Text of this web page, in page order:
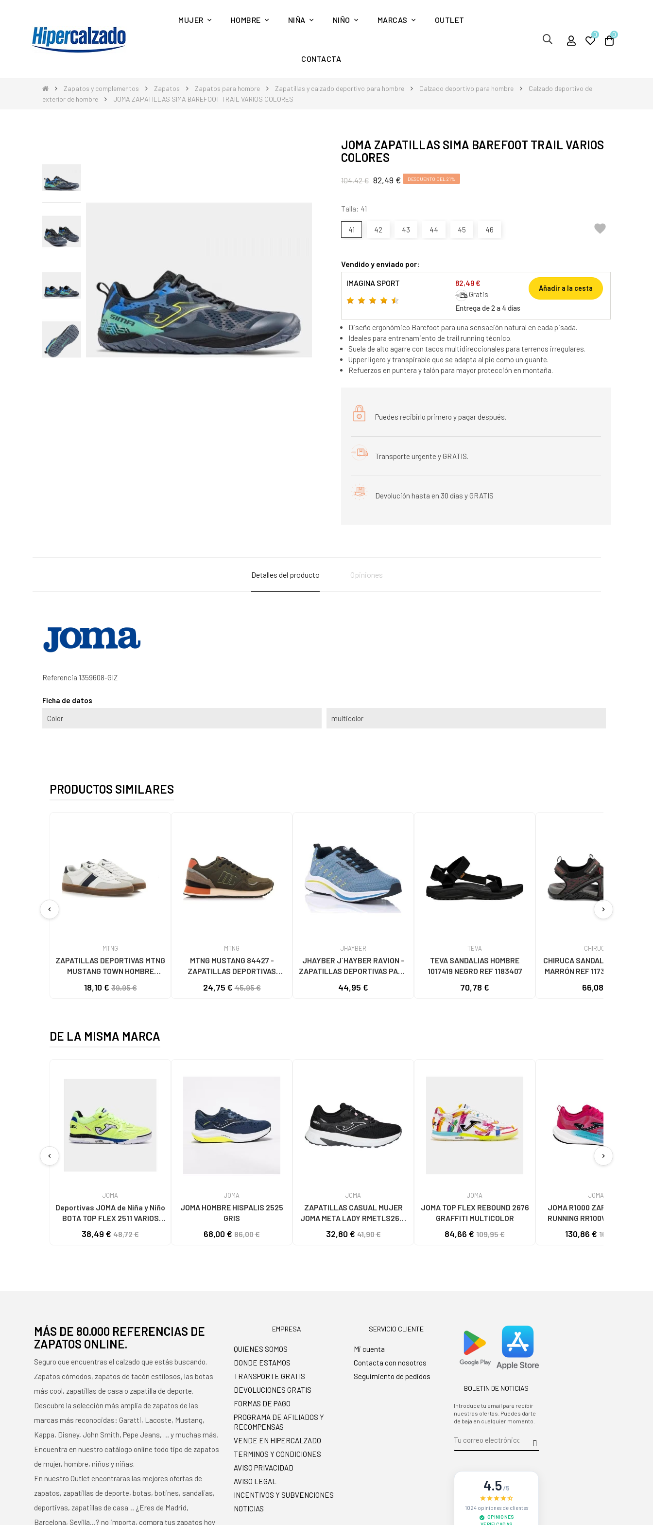
MUJER HOMBRE NIÑA NIÑO MARCAS OUTLET
CONTACTA
0 0
Zapatos y complementos Zapatos Zapatos para hombre Zapatillas y calzado deportivo para hombre Calzado deportivo para hombre
Calzado deportivo de
exterior de hombre
JOMA ZAPATILLAS SIMA BAREFOOT TRAIL VARIOS COLORES
JOMA ZAPATILLAS SIMA BAREFOOT TRAIL VARIOS
COLORES
104,42 € 82,49 € DESCUENTO DEL 21%
Talla: 41
41 42 43 44 45 46 
Vendido y enviado por:
IMAGINA SPORT 82,49 €
Gratis
Entrega de 2 a 4 días
Añadir a la cesta
Diseño ergonómico Barefoot para una sensación natural en cada pisada.
Ideales para entrenamiento de trail running técnico.
Suela de alto agarre con tacos multidireccionales para terrenos irregulares.
Upper ligero y transpirable que se adapta al pie como un guante.
Refuerzos en puntera y talón para mayor protección en montaña.
Puedes recibirlo primero y pagar después.
Transporte urgente y GRATIS.
Devolución hasta en 30 días y GRATIS
Detalles del producto Opiniones
Referencia 1359608-GIZ
Ficha de datos
Color multicolor
PRODUCTOS SIMILARES
chevron_left
MTNG
ZAPATILLAS DEPORTIVAS MTNG
MUSTANG TOWN HOMBRE
18,10 €39,95 €
MTNG
MTNG MUSTANG 84427 -
ZAPATILLAS DEPORTIVAS
24,75 €45,95 €
JHAYBER
JHAYBER J´HAYBER RAVION -
ZAPATILLAS DEPORTIVAS PARA
44,95 €
TEVA
TEVA SANDALIAS HOMBRE
1017419 NEGRO REF 1183407
70,78 €
CHIRUCA
CHIRUCA SANDALIAS TAIHTI 29
MARRÓN REF 1173139 MARRON
66,08 €
chevron_right
DE LA MISMA MARCA
chevron_left
JOMA
Deportivas JOMA de Niña y Niño
BOTA TOP FLEX 2511 VARIOS
38,49 € 48,72 €
JOMA
JOMA HOMBRE HISPALIS 2525
GRIS
68,00 € 86,00 €
JOMA
ZAPATILLAS CASUAL MUJER
JOMA META LADY RMETLS2601
32,80 €41,90 €
JOMA
JOMA TOP FLEX REBOUND 2676
GRAFFITI MULTICOLOR
84,66 € 109,95 €
JOMA
JOMA R1000 ZAPATILLAS DE
RUNNING RR100W2510 ROSA
130,86 €169,95 €
chevron_right
MÁS DE 80.000 REFERENCIAS DE
ZAPATOS ONLINE.
Seguro que encuentras el calzado que estás buscando.
Zapatos cómodos, zapatos de tacón estilosos, las botas
más cool, zapatillas de casa o zapatilla de deporte.
Descubre la selección más amplia de zapatos de las
marcas más reconocidas: Garatti, Lacoste, Mustang,
Kappa, Disney, John Smith, Pepe Jeans, … y muchas más.
Encuentra en nuestro catálogo online todo tipo de zapatos
de mujer, hombre, niños y niñas.
En nuestro Outlet encontraras las mejores ofertas de
zapatos, zapatillas de deporte, botas, botines, sandalias,
deportivas, zapatillas de casa… ¿Eres de Madrid,
Barcelona, Sevilla…? no importa, compra tus zapatos hoy
EMPRESA
QUIENES SOMOS
DONDE ESTAMOS
TRANSPORTE GRATIS
DEVOLUCIONES GRATIS
FORMAS DE PAGO
PROGRAMA DE AFILIADOS Y
RECOMPENSAS
VENDE EN HIPERCALZADO
TERMINOS Y CONDICIONES
AVISO PRIVACIDAD
AVISO LEGAL
INCENTIVOS Y SUBVENCIONES
NOTICIAS
SERVICIO CLIENTE
Mi cuenta
Contacta con nosotros
Seguimiento de pedidos
BOLETIN DE NOTICIAS
Introduce tu email para recibir
nuestras ofertas. Puedes darte
de baja en cualquier momento.
4.5/5
1024 opiniones de clientes
OPINIONES